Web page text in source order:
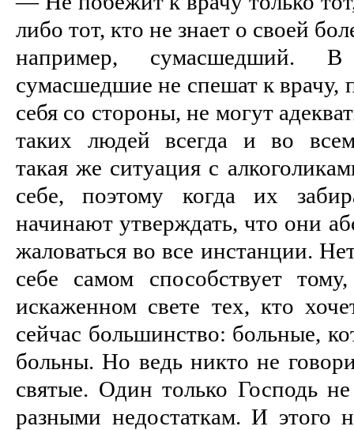
либо тот, кто не знает о своей
например, сумасшедший. В
сумасшедшие не спешат к врачу,
себя со стороны, не могут
таких людей всегда и во
такая же ситуация с
себе, поэтому когда их
начинают утверждать, что они
жаловаться во все инстанции.
себе самом способствует
искаженном свете тех, кто
сейчас большинство: больные,
больны. Но ведь никто не
святые. Один только Господь
разными недостаткам. И этого